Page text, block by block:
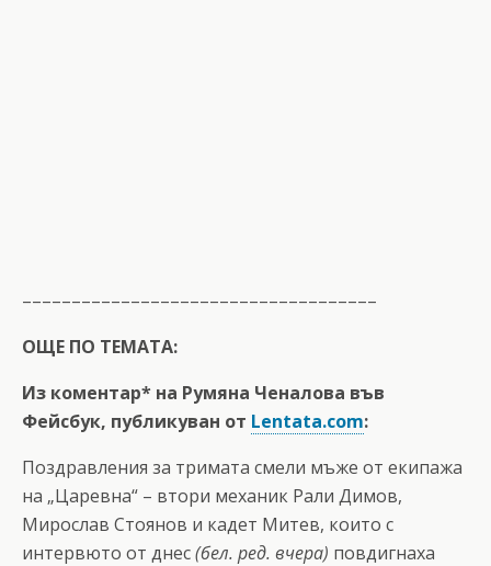
––––––––––––––––––––––––––––––––––––
ОЩЕ ПО ТЕМАТА:
Из коментар* на Румяна Ченалова във
Фейсбук, публикуван от Lentata.com:
Поздравления за тримата смели мъже от екипажа
на „Царевна“ – втори механик Рали Димов,
Мирослав Стоянов и кадет Митев, които с
интервюто от днес(бел. ред. вчера) повдигнаха